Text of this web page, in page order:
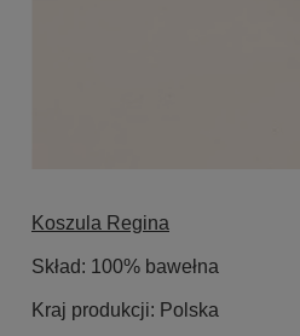
Koszula Regina
Skład: 100% bawełna
Kraj produkcji: Polska